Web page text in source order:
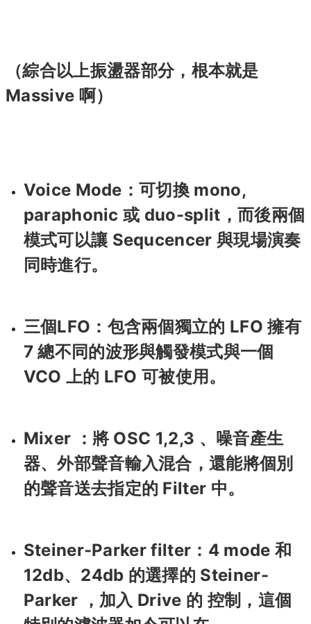
（綜合以上振盪器部分，根本就是
Massive 啊）
Voice Mode：可切換 mono,
paraphonic 或 duo-split，而後兩個
模式可以讓 Sequcencer 與現場演奏
同時進行。
三個LFO：包含兩個獨立的 LFO 擁有
7 總不同的波形與觸發模式與一個
VCO 上的 LFO 可被使用。
Mixer ：將 OSC 1,2,3 、噪音產生
器、外部聲音輸入混合，還能將個別
的聲音送去指定的 Filter 中。
Steiner-Parker filter：4 mode 和
12db、24db 的選擇的 Steiner-
Parker ，加入 Drive 的 控制，這個